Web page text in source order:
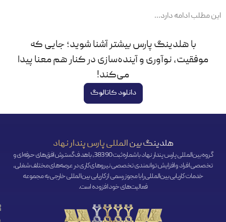
این مطلب ادامه دارد…
با هلدینگ پارس بیشتر آشنا شوید؛ جایی که
موفقیت، نوآوری و آینده‌سازی در کنار هم معنا پیدا
می‌کند!
دانلود کاتالوگ
هلدینگ بین المللی پارس پندار نهاد
گروه بین‌المللی پارس پندار نهاد با شماره ثبت 38390، با هدف گسترش افق‌‌های حرفه‌ای و
تخصصی افراد و افزایش توانمندی تخصصی نیروهای کاری در عرصه‌های مختلف شغلی،
خدمات کاریابی بین‌المللی را با مجوز رسمی از کاریابی بین‌المللی خارجی به مجموعه
فعالیت‌های خود افزوده است.